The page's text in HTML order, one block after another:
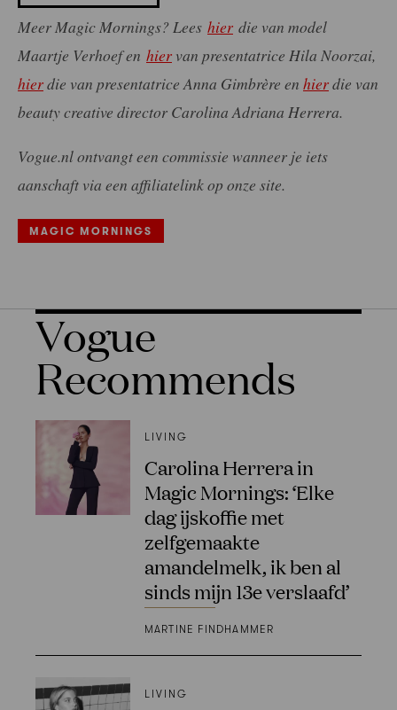
Meer Magic Mornings? Lees hier die van model
Maartje Verhoef en hier van presentatrice Hila Noorzai,
hierdie van presentatrice Anna Gimbrère en hierdie van
beauty creative director Carolina Adriana Herrera.
Vogue.nl ontvangt een commissie wanneer je iets
aanschaft via een affiliatelink op onze site.
MAGIC MORNINGS
Vogue
Recommends
LIVING
Carolina Herrera in
Magic Mornings: ‘Elke
dag ijskoffie met
zelfgemaakte
amandelmelk, ik ben al
sinds mijn 13e verslaafd’
MARTINE FINDHAMMER
LIVING